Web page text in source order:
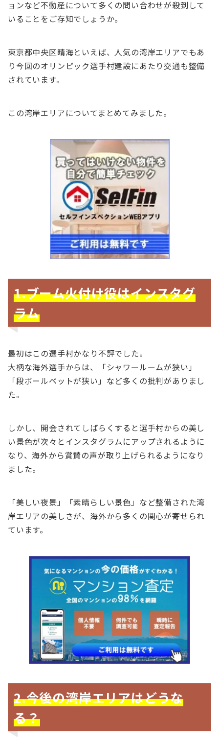
ョンなど不動産について多くの問い合わせが殺到して
いることをご存知でしょうか。
東京都中央区晴海といえば、人気の湾岸エリアでもあ
り今回のオリンピック選手村建設にあたり交通も整備
されています。
この湾岸エリアについてまとめてみました。
1.ブーム火付け役はインスタグ
ラム
最初はこの選手村かなり不評でした。
大柄な海外選手からは、「シャワールームが狭い」
「段ボールベットが狭い」など多くの批判がありまし
た。
しかし、開会されてしばらくすると選手村からの美し
い景色が次々とインスタグラムにアップされるように
なり、海外から賞賛の声が取り上げられるようになり
ました。
「美しい夜景」「素晴らしい景色」など整備された湾
岸エリアの美しさが、海外から多くの関心が寄せられ
ています。
2.今後の湾岸エリアはどうな
る？